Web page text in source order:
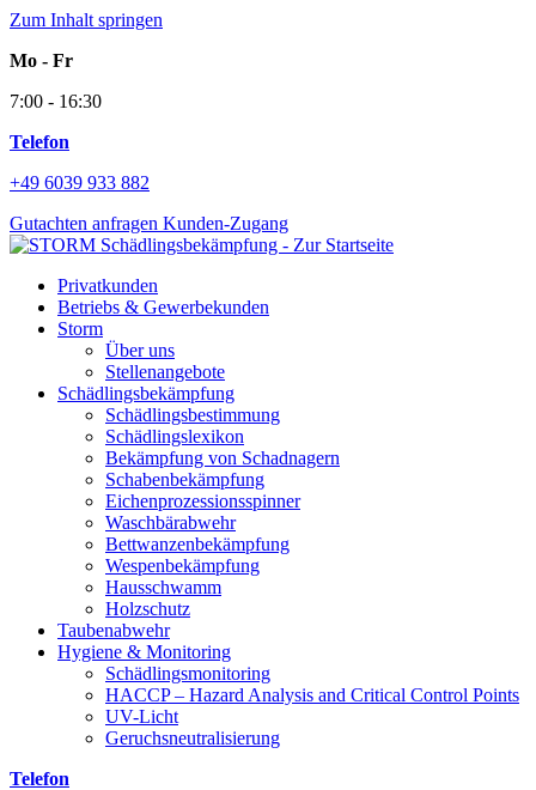
Zum Inhalt springen
Mo - Fr
7:00 - 16:30
Telefon
+49 6039 933 882
Gutachten anfragen Kunden-Zugang
Privatkunden
Betriebs & Gewerbekunden
Storm
Über uns
Stellenangebote
Schädlingsbekämpfung
Schädlingsbestimmung
Schädlingslexikon
Bekämpfung von Schadnagern
Schabenbekämpfung
Eichenprozessionsspinner
Waschbärabwehr
Bettwanzenbekämpfung
Wespenbekämpfung
Hausschwamm
Holzschutz
Taubenabwehr
Hygiene & Monitoring
Schädlingsmonitoring
HACCP – Hazard Analysis and Critical Control Points
UV-Licht
Geruchsneutralisierung
Telefon